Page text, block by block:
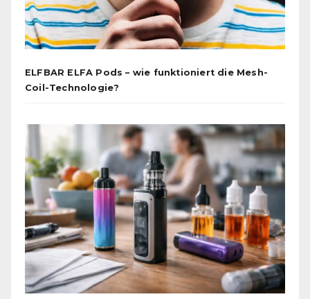
ELFBAR ELFA Pods – wie funktioniert die Mesh-
Coil-Technologie?